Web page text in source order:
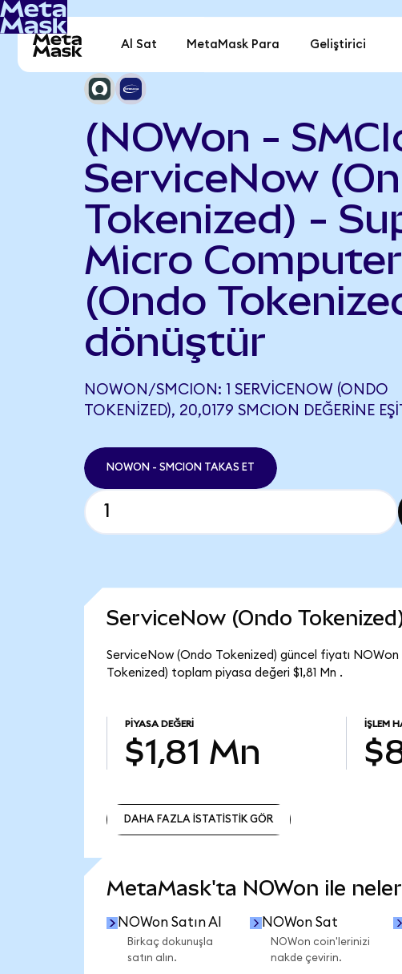
Al Sat MetaMask Para Geliştirici
(NOWon -
ServiceNow
Tokenized) -
Micro Computer
(Ondo
dönüştür
NOWON/SMCION: 1 SERVICENOW (ONDO
TOKENIZED), 20,0179 SMCION DEĞERINE
NOWON - SMCION TAKAS ET
ServiceNow (Ondo
ServiceNow (Ondo Tokenized) güncel fiyatı NOWon
Tokenized) toplam piyasa değeri $1,81 Mn .
PIYASA DEĞERI
$1,81 Mn
İŞLEM
DAHA FAZLA İSTATİSTİK GÖR
MetaMask'ta NOWon ile neler
NOWon Satın Al
Birkaç dokunuşla
satın alın.
NOWon Sat
NOWon coin'lerinizi
nakde çevirin.